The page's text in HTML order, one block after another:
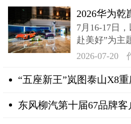
2026华为乾
奕境X9登场
7月16-17日
赴美好”为主
日在深成功
2026-07-20
“五座新王”岚图泰山X8
东风柳汽第十届67品牌